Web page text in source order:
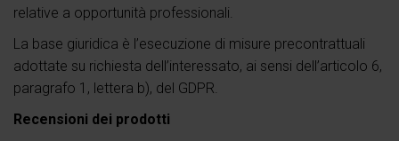
relative a opportunità professionali.
La base giuridica è l’esecuzione di misure precontrattuali
adottate su richiesta dell’interessato, ai sensi dell’articolo 6,
paragrafo 1, lettera b), del GDPR.
Recensioni dei prodotti